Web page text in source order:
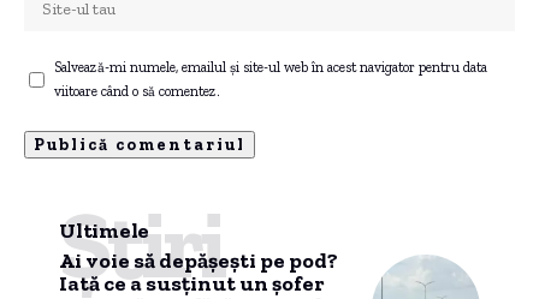
Salvează-mi numele, emailul și site-ul web în acest navigator pentru data
viitoare când o să comentez.
Ultimele
Știri
Ai voie să depășești pe pod?
Iată ce a susținut un șofer